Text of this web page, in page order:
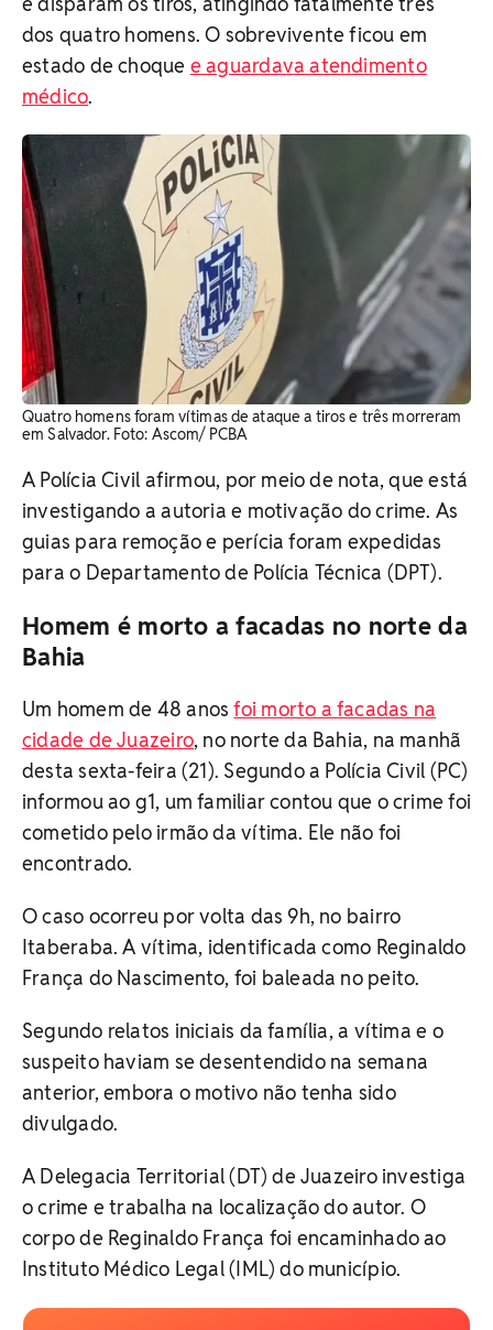
dos quatro homens. O sobrevivente ficou em
estado de choque e aguardava atendimento
médico.
Quatro homens foram vítimas de ataque a tiros e três morreram
em Salvador. ​Foto: Ascom/ PCBA
A Polícia Civil afirmou, por meio de nota, que está
investigando a autoria e motivação do crime. As
guias para remoção e perícia foram expedidas
para o Departamento de Polícia Técnica (DPT).
Homem é morto a facadas no norte da
Bahia
Um homem de 48 anosfoi morto a facadas na
cidade de Juazeiro, no norte da Bahia, na manhã
desta sexta-feira (21). Segundo a Polícia Civil (PC)
informou ao g1, um familiar contou que o crime foi
cometido pelo irmão da vítima. Ele não foi
encontrado.
O caso ocorreu por volta das 9h, no bairro
Itaberaba. A vítima, identificada como Reginaldo
França do Nascimento, foi baleada no peito.
Segundo relatos iniciais da família, a vítima e o
suspeito haviam se desentendido na semana
anterior, embora o motivo não tenha sido
divulgado.
A Delegacia Territorial (DT) de Juazeiro investiga
o crime e trabalha na localização do autor. O
corpo de Reginaldo França foi encaminhado ao
Instituto Médico Legal (IML) do município.